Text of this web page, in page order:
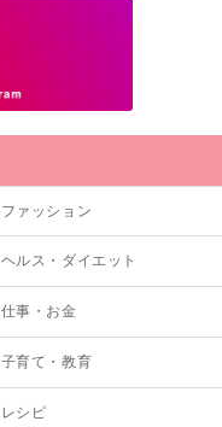
ファッション
ヘルス・ダイエット
仕事・お金
子育て・教育
レシピ